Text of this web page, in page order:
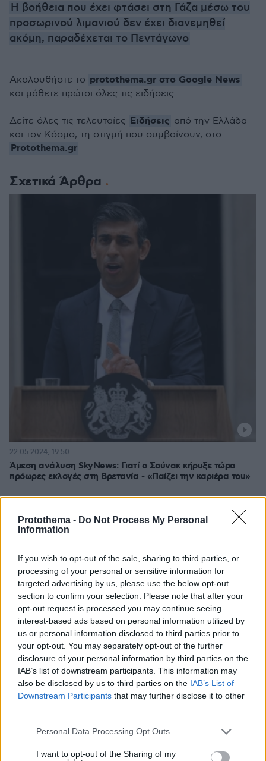
Protothema - Do Not Process My Personal
Information
If you wish to opt-out of the sale, sharing to third parties, or
processing of your personal or sensitive information for
targeted advertising by us, please use the below opt-out
section to confirm your selection. Please note that after your
opt-out request is processed you may continue seeing
interest-based ads based on personal information utilized by
us or personal information disclosed to third parties prior to
your opt-out. You may separately opt-out of the further
disclosure of your personal information by third parties on the
IAB’s list of downstream participants. This information may
also be disclosed by us to third parties on the IAB’s List of
Downstream Participants that may further disclose it to other
Please note that this website/app uses one or more Google
not limited to your visit or usage behaviour. You may click to
Personal Data Processing Opt Outs
I want to opt-out of the Sharing of my
Η βοήθεια που έχει φτάσει στη Γάζα μέσω του
προσωρινού λιμανιού δεν έχει διανεμηθεί
ακόμη, παραδέχεται το Πεντάγωνο
Σχετικά Άρθρα
Άμεση ανάλυση SkyNews: Γιατί ο Σούνακ κήρυξε τώρα
πρόωρες εκλογές στη Βρετανία - «Παίζει την καριέρα του»
22.05.2024, 19:50
Ακολουθήστε το protothema.gr στο Google News
και μάθετε πρώτοι όλες τις ειδήσεις
Δείτε όλες τις τελευταίες Ειδήσεις από την Ελλάδα
και τον Κόσμο, τη στιγμή που συμβαίνουν, στο
Protothema.gr